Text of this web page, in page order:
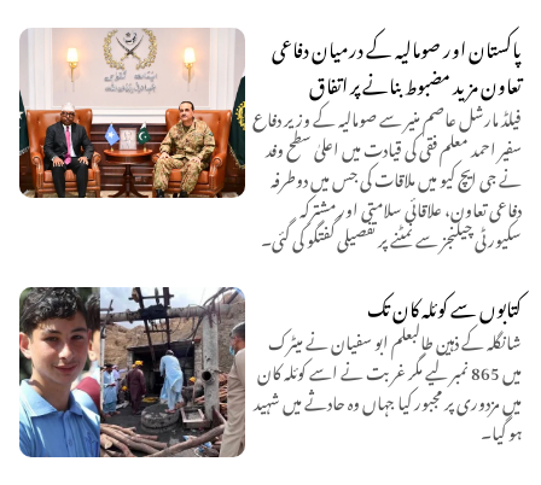
پاکستان اور صومالیہ کے درمیان دفاعی
تعاون مزید مضبوط بنانے پر اتفاق
فیلڈ مارشل عاصم منیر سے صومالیہ کے وزیر دفاع
سفیر احمد معلم فقی کی قیادت میں اعلیٰ سطح وفد
نے جی ایچ کیو میں ملاقات کی جس میں دوطرفہ
دفاعی تعاون، علاقائی سلامتی اور مشترکہ
سکیورٹی چیلنجز سے نمٹنے پر تفصیلی گفتگو کی گئی۔
کتابوں سے کوئلہ کان تک
شانگلہ کے ذہین طالبعلم ابو سفیان نے میٹرک
میں 865 نمبر لیے مگر غربت نے اسے کوئلہ کان
میں مزدوری پر مجبور کیا جہاں وہ حادثے میں شہید
ہو گیا۔